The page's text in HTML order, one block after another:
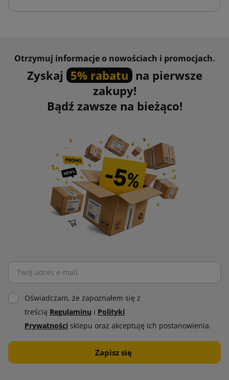
Otrzymuj informacje o nowościach i promocjach.
Zyskaj 5% rabatu na pierwsze
zakupy!
Bądź zawsze na bieżąco!
Oświadczam, że zapoznałem się z
treścią Regulaminu i Polityki
Prywatności sklepu oraz akceptuję ich postanowienia.